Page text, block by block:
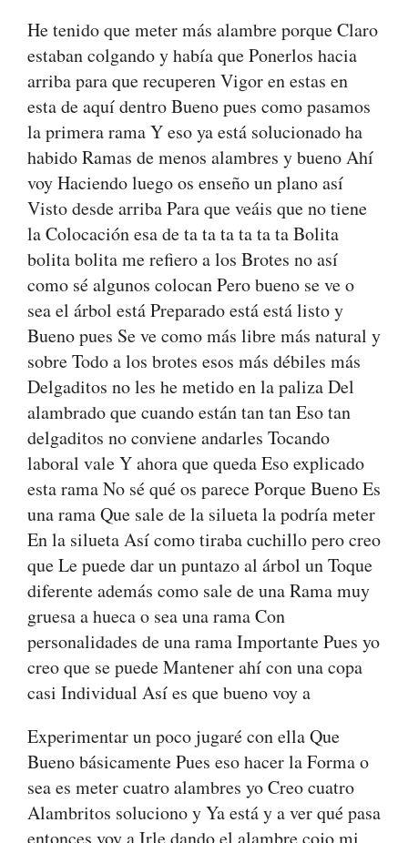
He tenido que meter más alambre porque Claro
estaban colgando y había que Ponerlos hacia
arriba para que recuperen Vigor en estas en
esta de aquí dentro Bueno pues como pasamos
la primera rama Y eso ya está solucionado ha
habido Ramas de menos alambres y bueno Ahí
voy Haciendo luego os enseño un plano así
Visto desde arriba Para que veáis que no tiene
la Colocación esa de ta ta ta ta ta ta Bolita
bolita bolita me refiero a los Brotes no así
como sé algunos colocan Pero bueno se ve o
sea el árbol está Preparado está está listo y
Bueno pues Se ve como más libre más natural y
sobre Todo a los brotes esos más débiles más
Delgaditos no les he metido en la paliza Del
alambrado que cuando están tan tan Eso tan
delgaditos no conviene andarles Tocando
laboral vale Y ahora que queda Eso explicado
esta rama No sé qué os parece Porque Bueno Es
una rama Que sale de la silueta la podría meter
En la silueta Así como tiraba cuchillo pero creo
que Le puede dar un puntazo al árbol un Toque
diferente además como sale de una Rama muy
gruesa a hueca o sea una rama Con
personalidades de una rama Importante Pues yo
creo que se puede Mantener ahí con una copa
casi Individual Así es que bueno voy a
Experimentar un poco jugaré con ella Que
Bueno básicamente Pues eso hacer la Forma o
sea es meter cuatro alambres yo Creo cuatro
Alambritos soluciono y Ya está y a ver qué pasa